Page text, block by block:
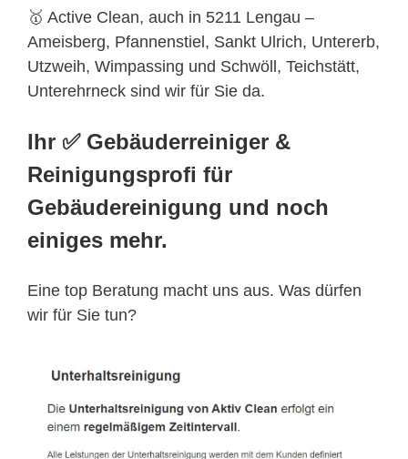
🥇 Active Clean, auch in 5211 Lengau –
Ameisberg, Pfannenstiel, Sankt Ulrich, Untererb,
Utzweih, Wimpassing und Schwöll, Teichstätt,
Unterehrneck sind wir für Sie da.
Ihr ✅ Gebäuderreiniger &
Reinigungsprofi für
Gebäudereinigung und noch
einiges mehr.
Eine top Beratung macht uns aus. Was dürfen
wir für Sie tun?